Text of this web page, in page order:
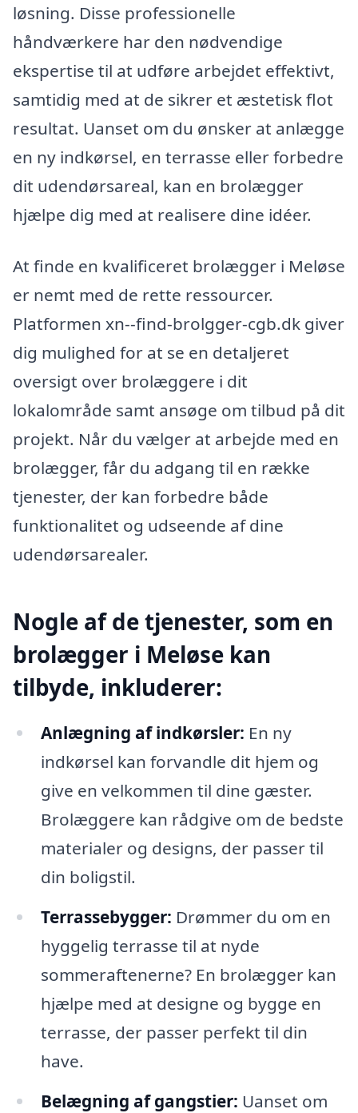
løsning. Disse professionelle
håndværkere har den nødvendige
ekspertise til at udføre arbejdet effektivt,
samtidig med at de sikrer et æstetisk flot
resultat. Uanset om du ønsker at anlægge
en ny indkørsel, en terrasse eller forbedre
dit udendørsareal, kan en brolægger
hjælpe dig med at realisere dine idéer.
At finde en kvalificeret brolægger i Meløse
er nemt med de rette ressourcer.
Platformen xn--find-brolgger-cgb.dk giver
dig mulighed for at se en detaljeret
oversigt over brolæggere i dit
lokalområde samt ansøge om tilbud på dit
projekt. Når du vælger at arbejde med en
brolægger, får du adgang til en række
tjenester, der kan forbedre både
funktionalitet og udseende af dine
udendørsarealer.
Nogle af de tjenester, som en
brolægger i Meløse kan
tilbyde, inkluderer:
Anlægning af indkørsler: En ny
indkørsel kan forvandle dit hjem og
give en velkommen til dine gæster.
Brolæggere kan rådgive om de bedste
materialer og designs, der passer til
din boligstil.
Terrassebygger: Drømmer du om en
hyggelig terrasse til at nyde
sommeraftenerne? En brolægger kan
hjælpe med at designe og bygge en
terrasse, der passer perfekt til din
have.
Belægning af gangstier: Uanset om